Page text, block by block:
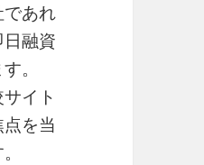
あれ
融資
。
イト
を当